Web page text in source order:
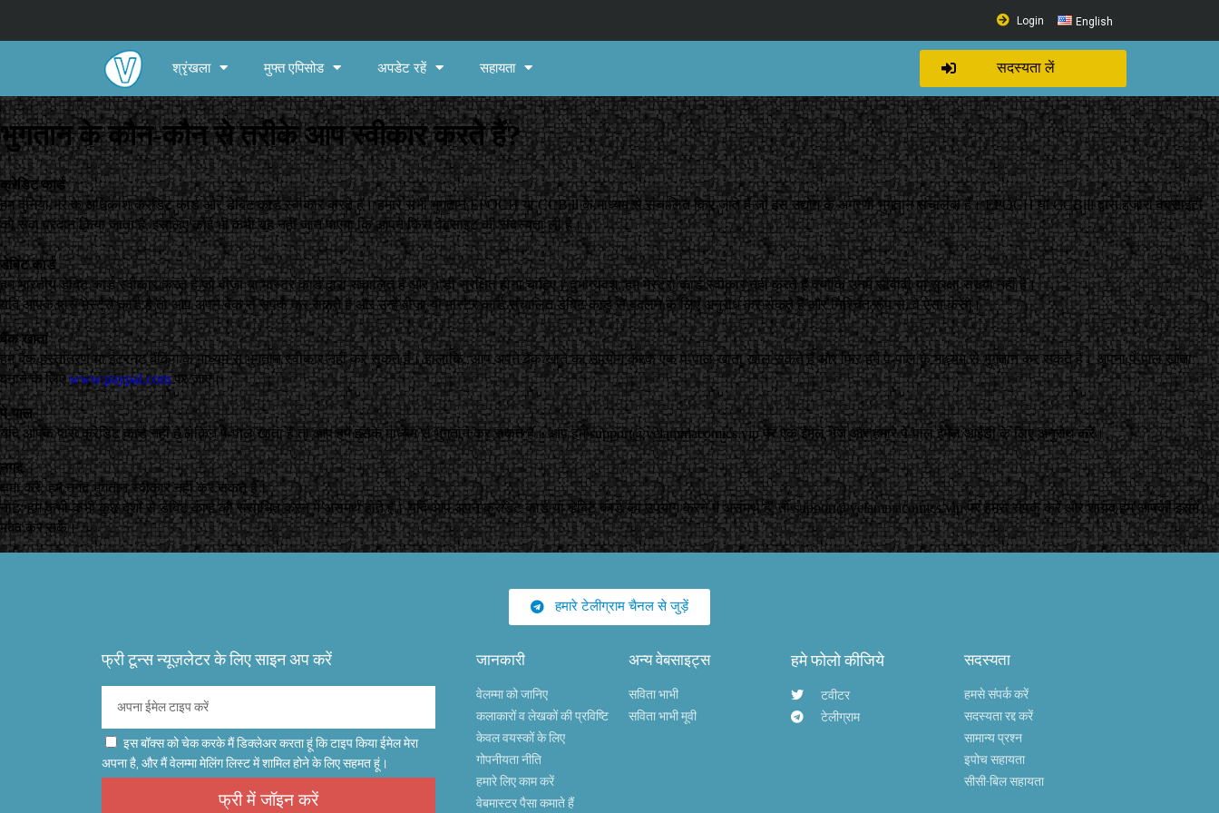
Login English
श्रृंखला मुफ्त एपिसोड अपडेट रहें सहायता सदस्यता लें
भुगतान के कौन-कौन से तरीके आप स्वीकार करते हैं?
क्रेडिट कार्ड
हम दुनिया भर के अधिकांश क्रेडिट कार्ड और डेबिट कार्ड स्वीकार करते हैं। हमारे सभी भुगतान EPOCH या CCBill के माध्यम से संचालित किए जाते हैं जो इस उद्योग के अग्रणी भुगतान संचालक हैं। EPOCH या CCBill द्वारा हजारों वेबसाइटों
को सेवा प्रदान किया जाता है, इसलिए कोई भी कभी यह नहीं जान पाएगा कि आपने किस वेबसाइट की सदस्यता ली है।
डेबिट कार्ड
हम भारतीय डेबिट कार्ड स्वीकार करते हैं जो वीज़ा या मास्टर कार्ड द्वारा संचालित हैं और 3 डी सुरक्षित होना चाहिए। दुर्भाग्यवश, हम मेस्ट्रो कार्ड स्वीकार नहीं करते हैं क्योंकि उनमें सीवीवी या सुरक्षा संख्या नहीं है।
यदि आपके पास मेस्ट्रो कार्ड है तो आप अपने बैंक से संपर्क कर सकते हैं और उन्हें वीज़ा या मास्टर कार्ड संचालित डेबिट कार्ड से बदलने के लिए अनुरोध कर सकते हैं और निश्चित रूप से, वे ऐसा करेंगे।
बैंक खाता
हम बैंक हस्तांतरण या इंटरनेट बैंकिंग के माध्यम से भुगतान स्वीकार नहीं कर सकते हैं। हालांकि, आप अपने बैंक खाते का उपयोग करके एक पे-पाल खाता खोल सकते हैं और फिर हमें पे-पाल के माध्यम से भुगतान कर सकते हैं। अपना पे-पाल खाता
बनाने के लिएwww.paypal.comपर जाएं।
पे-पाल
यदि आपके पास क्रेडिट कार्ड नहीं है लेकिन पे-पाल खाता है तो आप हमें इसके माध्यम से भुगतान कर सकते हैं। आप हमेsupport@velammacomics.vipपर एक ईमेल भेजें और हमारे पे-पाल ईमेल आईडी के लिए अनुरोध करें।
नगद
क्षमा करें, हम नगद भुगतान स्वीकार नहीं कर सकते हैं।
नोट: हम कभी-कभी कुछ देशों से डेबिट कार्ड को संसाधित करने में असमर्थ होते हैं। यदि आप अपने क्रेडिट कार्ड या डेबिट कार्ड का उपयोग करने में असमर्थ हैं, तोsupport@velammacomics.vipपर हमसे संपर्क करें और शायद हम आपकी इसमें
मदद कर सकें।
हमारे टेलीग्राम चैनल से जुड़ें
फ्री टून्स न्यूज़लेटर के लिए साइन अप करें
इस बॉक्स को चेक करके मैं डिक्लेअर करता हूं कि टाइप किया ईमेल मेरा
अपना है, और मैं वेलम्मा मेलिंग लिस्ट में शामिल होने के लिए सहमत हूं।
फ्री में जॉइन करें
जानकारी
वेलम्मा को जानिए
कलाकारों व लेखकों की प्रविष्टि
केवल वयस्कों के लिए
गोपनीयता नीति
हमारे लिए काम करें
वेबमास्टर पैसा कमाते हैं
अन्य वेबसाइट्स
सविता भाभी
सविता भाभी मूवी
हमे फोलो कीजिये
टवीटर
टेलीग्राम
सदस्यता
हमसे संपर्क करें
सदस्यता रद्द करें
सामान्य प्रश्न
इपोच सहायता
सीसी-बिल सहायता